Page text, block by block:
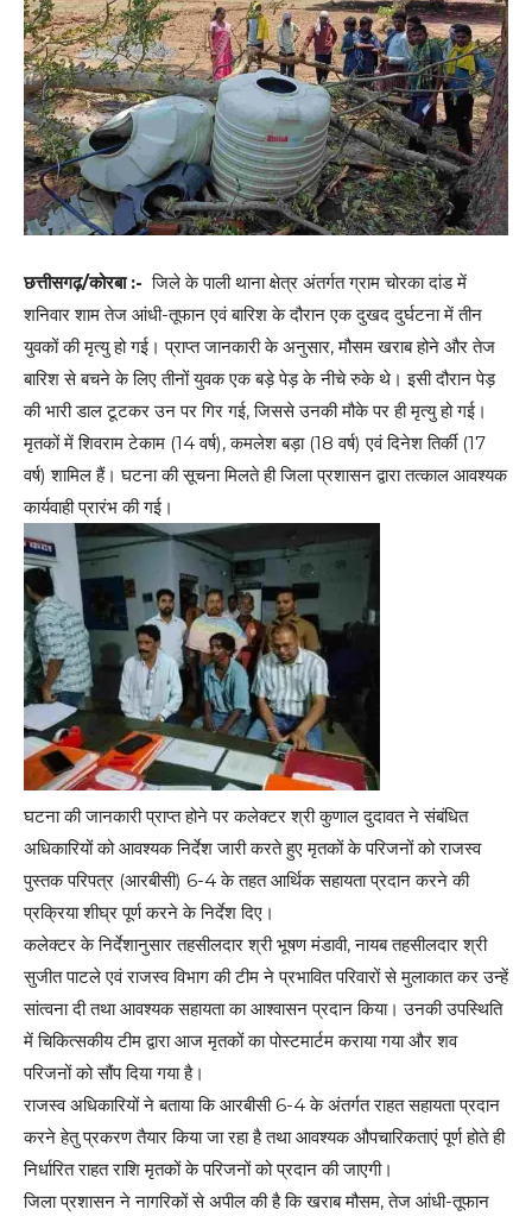
छत्तीसगढ़/कोरबा :- जिले के पाली थाना क्षेत्र अंतर्गत ग्राम चोरका दांड में
शनिवार शाम तेज आंधी-तूफान एवं बारिश के दौरान एक दुखद दुर्घटना में तीन
युवकों की मृत्यु हो गई। प्राप्त जानकारी के अनुसार, मौसम खराब होने और तेज
बारिश से बचने के लिए तीनों युवक एक बड़े पेड़ के नीचे रुके थे। इसी दौरान पेड़
की भारी डाल टूटकर उन पर गिर गई, जिससे उनकी मौके पर ही मृत्यु हो गई।
मृतकों में शिवराम टेकाम (14 वर्ष), कमलेश बड़ा (18 वर्ष) एवं दिनेश तिर्की (17
वर्ष) शामिल हैं। घटना की सूचना मिलते ही जिला प्रशासन द्वारा तत्काल आवश्यक
कार्यवाही प्रारंभ की गई।
घटना की जानकारी प्राप्त होने पर कलेक्टर श्री कुणाल दुदावत ने संबंधित
अधिकारियों को आवश्यक निर्देश जारी करते हुए मृतकों के परिजनों को राजस्व
पुस्तक परिपत्र (आरबीसी) 6-4 के तहत आर्थिक सहायता प्रदान करने की
प्रक्रिया शीघ्र पूर्ण करने के निर्देश दिए।
कलेक्टर के निर्देशानुसार तहसीलदार श्री भूषण मंडावी, नायब तहसीलदार श्री
सुजीत पाटले एवं राजस्व विभाग की टीम ने प्रभावित परिवारों से मुलाकात कर उन्हें
सांत्वना दी तथा आवश्यक सहायता का आश्वासन प्रदान किया। उनकी उपस्थिति
में चिकित्सकीय टीम द्वारा आज मृतकों का पोस्टमार्टम कराया गया और शव
परिजनों को सौंप दिया गया है।
राजस्व अधिकारियों ने बताया कि आरबीसी 6-4 के अंतर्गत राहत सहायता प्रदान
करने हेतु प्रकरण तैयार किया जा रहा है तथा आवश्यक औपचारिकताएं पूर्ण होते ही
निर्धारित राहत राशि मृतकों के परिजनों को प्रदान की जाएगी।
जिला प्रशासन ने नागरिकों से अपील की है कि खराब मौसम, तेज आंधी-तूफान